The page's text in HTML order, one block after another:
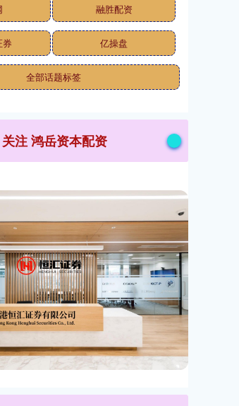
融胜配资
券 亿操盘
全部话题标签
关注 鸿岳资本配资